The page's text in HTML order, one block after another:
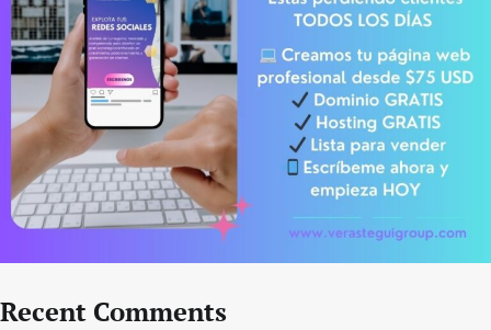
Recent Comments